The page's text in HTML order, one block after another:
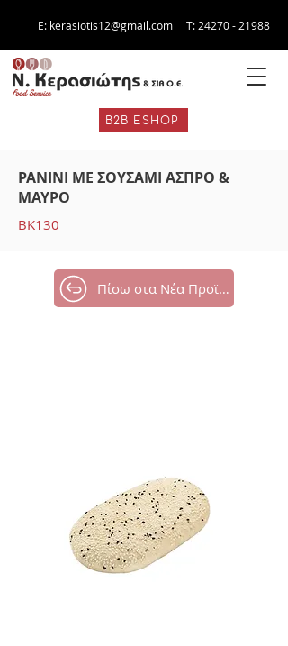
E: kerasiotis12@gmail.com Τ: 24270 - 21988
B2B ESHOP
PANINI ΜΕ ΣΟΥΣΑΜΙ ΑΣΠΡΟ &
ΜΑΥΡΟ
BK130
Πίσω στα Νέα Προϊόντα